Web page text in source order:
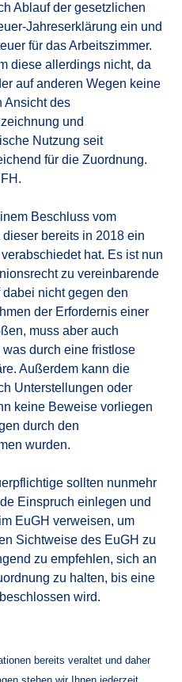
Ablauf der gesetzlichen
Jahreserklärung ein und
für das Arbeitszimmer.
diese allerdings nicht, da
auf anderen Wegen keine
Ansicht des
und
Nutzung seit
für die Zuordnung.
Beschluss vom
bereits in 2018 ein
hat. Es ist nun
zu vereinbarende
nicht gegen den
der Erfordernis einer
muss aber auch
durch eine fristlose
Außerdem kann die
Unterstellungen oder
keine Beweise vorliegen
durch den
wurden.
sollten nunmehr
Einspruch einlegen und
EuGH verweisen, um
Sichtweise des EuGH zu
zu em­pfehlen, sich an
zu halten, bis eine
wird.
bereits veraltet und daher